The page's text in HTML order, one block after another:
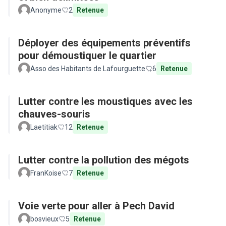
Anonyme 2 Retenue
Déployer des équipements préventifs
pour démoustiquer le quartier
Asso des Habitants de Lafourguette 6 Retenue
Lutter contre les moustiques avec les
chauves-souris
Laetitiak 12 Retenue
Lutter contre la pollution des mégots
FranKoise 7 Retenue
Voie verte pour aller à Pech David
bosvieux 5 Retenue